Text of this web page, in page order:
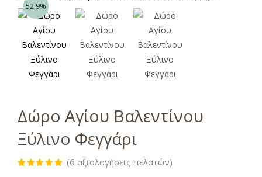
52.9%
Δώρο Αγίου Βαλεντίνου
Ξύλινο Φεγγάρι
(6 αξιολογήσεις πελατών)